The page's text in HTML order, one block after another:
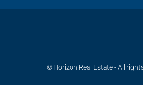
© Horizon Real Estate - All